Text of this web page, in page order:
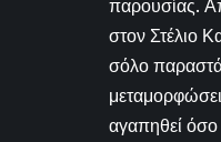
παρουσίας.
στον Στέλιο
σόλο
αγαπηθεί όσο